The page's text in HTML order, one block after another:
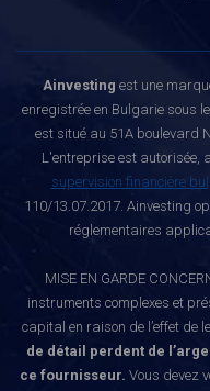
Ainvesting est une
enregistrée en Bulgarie sous
est situé au 51A boulevard
L'entreprise est autorisée,
supervision financière
110/13.07.2017. Ainvesting
réglementaires
MISE EN GARDE
instruments complexes et
capital en raison de l’effet de
de détail perdent de
ce fournisseur. Vous devez